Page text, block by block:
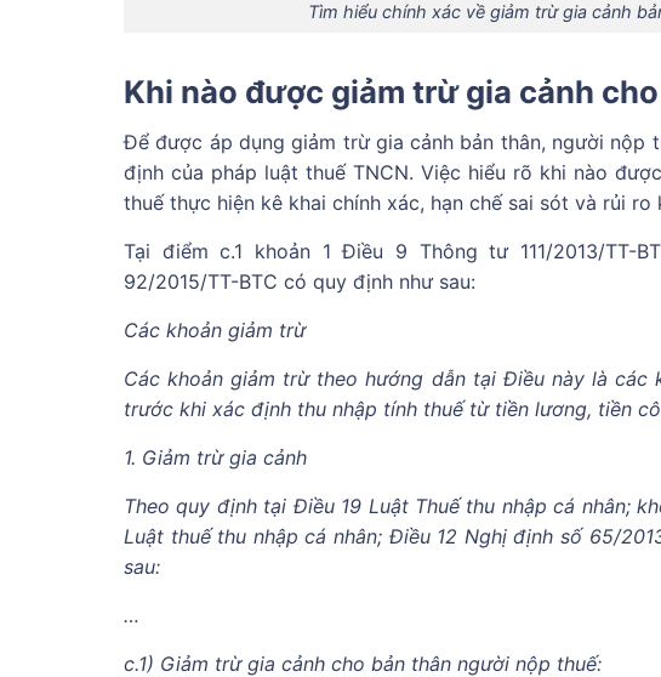
Tìm hiểu chính xác về giảm trừ gia cảnh
Khi nào được giảm trừ gia cảnh
Để được áp dụng giảm trừ gia cảnh bản thân, người nộp
định của pháp luật thuế TNCN. Việc hiểu rõ khi nào
thuế thực hiện kê khai chính xác, hạn chế sai sót và rủi ro
Tại điểm c.1 khoản 1 Điều 9 Thông tư 111/2013/
92/2015/TT-BTC có quy định như sau:
Các khoản giảm trừ
Các khoản giảm trừ theo hướng dẫn tại Điều này là
trước khi xác định thu nhập tính thuế từ tiền lương, tiền
1. Giảm trừ gia cảnh
Theo quy định tại Điều 19 Luật Thuế thu nhập cá nhân;
Luật thuế thu nhập cá nhân; Điều 12 Nghị định số 65/
sau:
…
c.1) Giảm trừ gia cảnh cho bản thân người nộp thuế: